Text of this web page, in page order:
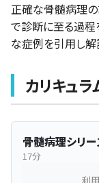
正確な骨髄病理
で診断に至る過程
な症例を引用し解
カリキュラ
骨髄病理シリ
17分